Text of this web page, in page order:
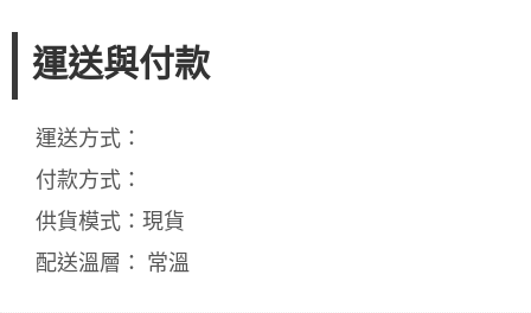
運送與付款
運送方式：
付款方式：
供貨模式：現貨
配送溫層： 常溫